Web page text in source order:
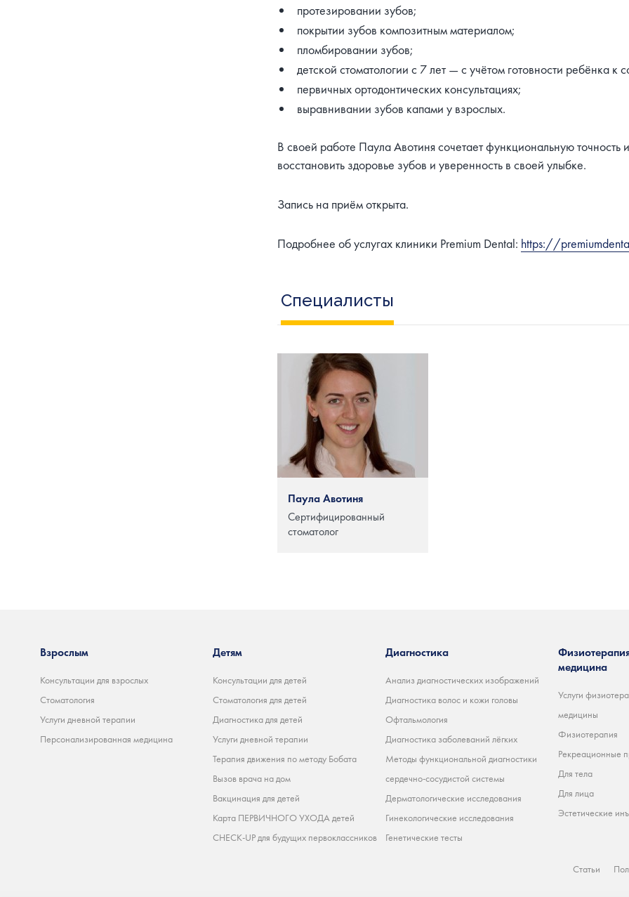
протезировании зубов;
покрытии зубов композитным материалом;
пломбировании зубов;
детской стоматологии с 7 лет — с учётом готовности ребёнка к
первичных ортодонтических консультациях;
выравнивании зубов капами у взрослых.
В своей работе Паула Авотиня сочетает функциональную точность
восстановить здоровье зубов и уверенность в своей улыбке.
Запись на приём открыта.
Подробнее об услугах клиники Premium Dental: https://
Специалисты
Паула Авотиня
Сертифицированный
стоматолог
Взрослым
Консультации для взрослых
Стоматология
Услуги дневной терапии
Персонализированная медицина
Детям
Консультации для детей
Стоматология для детей
Диагностика для детей
Услуги дневной терапии
Терапия движения по методу Бобата
Вызов врача на дом
Вакцинация для детей
Карта ПЕРВИЧНОГО УХОДА детей
CHECK-UP для будущих первоклассников
Диагностика
Анализ диагностических изображений
Диагностика волос и кожи головы
Офтальмология
Диагностика заболеваний лёгких
Методы функциональной диагностики
сердечно-сосудистой системы
Дерматологические исследования
Гинекологические исследования
Генетические тесты
медицина
Услуги
медицины
Физиотерапия
Рекреационные
Для тела
Для лица
Эстетические
Статьи